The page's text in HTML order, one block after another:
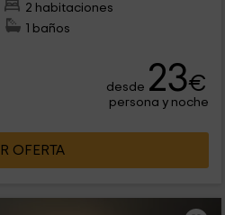
2 habitaciones
1 baños
desde 23€
persona y noche
OFERTA